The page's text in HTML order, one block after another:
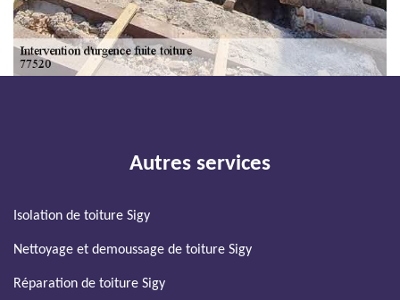
Autres services
Isolation de toiture Sigy
Nettoyage et demoussage de toiture Sigy
Réparation de toiture Sigy